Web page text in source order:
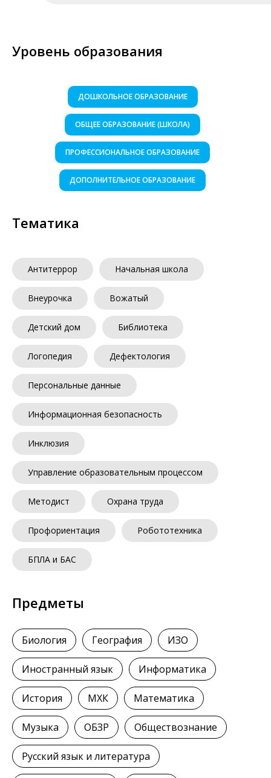
Уровень образования
ДОШКОЛЬНОЕ ОБРАЗОВАНИЕ
ОБЩЕЕ ОБРАЗОВАНИЕ (ШКОЛА)
ПРОФЕССИОНАЛЬНОЕ ОБРАЗОВАНИЕ
ДОПОЛНИТЕЛЬНОЕ ОБРАЗОВАНИЕ
Тематика
Антитеррор Начальная школа
Внеурочка Вожатый
Детский дом Библиотека
Логопедия Дефектология
Персональные данные
Информационная безопасность
Инклюзия
Управление образовательным процессом
Методист Охрана труда
Профориентация Робототехника
БПЛА и БАС
Предметы
Биология География ИЗО
Иностранный язык Информатика
История МХК Математика
Музыка ОБЗР Обществознание
Русский язык и литература